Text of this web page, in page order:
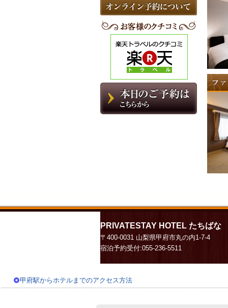
PRIVATESTAY HOTEL たちばな
〒400-0031 山梨県甲府市丸の内1-7-4
宿泊予約受付:055-236-5511
甲府駅からホテルまでのアクセス方法